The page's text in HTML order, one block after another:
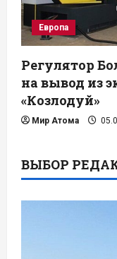
Европа
Регулятор
на вывод из
«Козлодуй»
Мир Атома
ВЫБОР